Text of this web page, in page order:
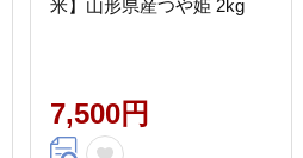
米】山形県産つや姫 2kg
7,500円